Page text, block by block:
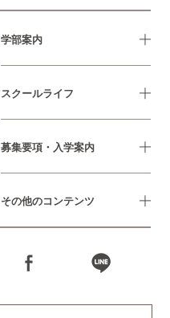
学部案内
スクールライフ
募集要項・入学案内
その他のコンテンツ